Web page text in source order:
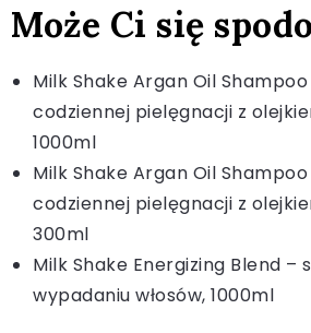
Może Ci się
Milk Shake Argan Oil
codziennej pielęgnacji z
1000ml
Milk Shake Argan Oil
codziennej pielęgnacji z
300ml
Milk Shake Energizing Blend –
wypadaniu włosów, 1000ml